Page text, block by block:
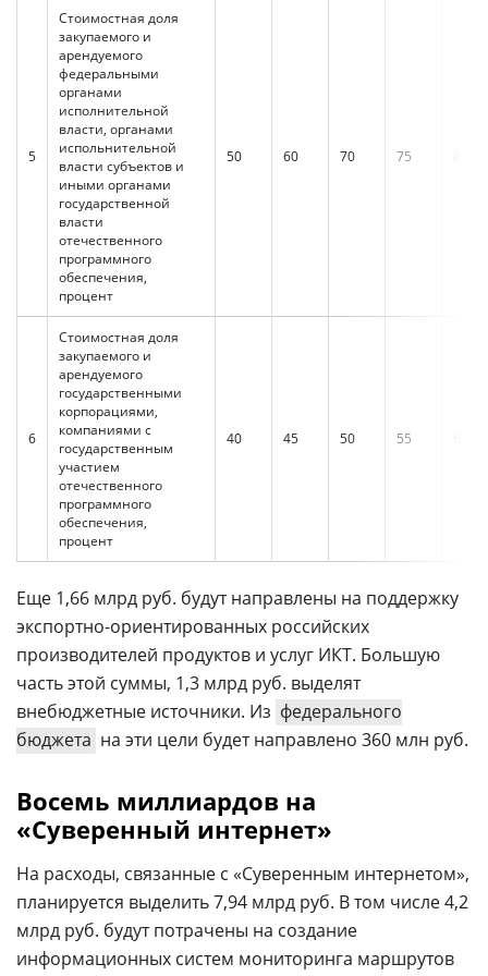
5
Стоимостная доля
закупаемого и
арендуемого
федеральными
органами
исполнительной
власти, органами
испольнительной
власти субъектов и
иными органами
государственной
власти
отечественного
программного
обеспечения,
процент
50 60 70 75
6
Стоимостная доля
закупаемого и
арендуемого
государственными
корпорациями,
компаниями с
государственным
участием
отечественного
программного
обеспечения,
процент
40 45 50 55
Еще 1,66 млрд руб. будут направлены на поддержку
экспортно-ориентированных российских
производителей продуктов и услуг ИКТ. Большую
часть этой суммы, 1,3 млрд руб. выделят
внебюджетные источники. Из федерального
бюджета на эти цели будет направлено 360 млн руб.
Восемь миллиардов на
«Суверенный интернет»
На расходы, связанные с «Суверенным интернетом»,
планируется выделить 7,94 млрд руб. В том числе 4,2
млрд руб. будут потрачены на создание
информационных систем мониторинга маршрутов